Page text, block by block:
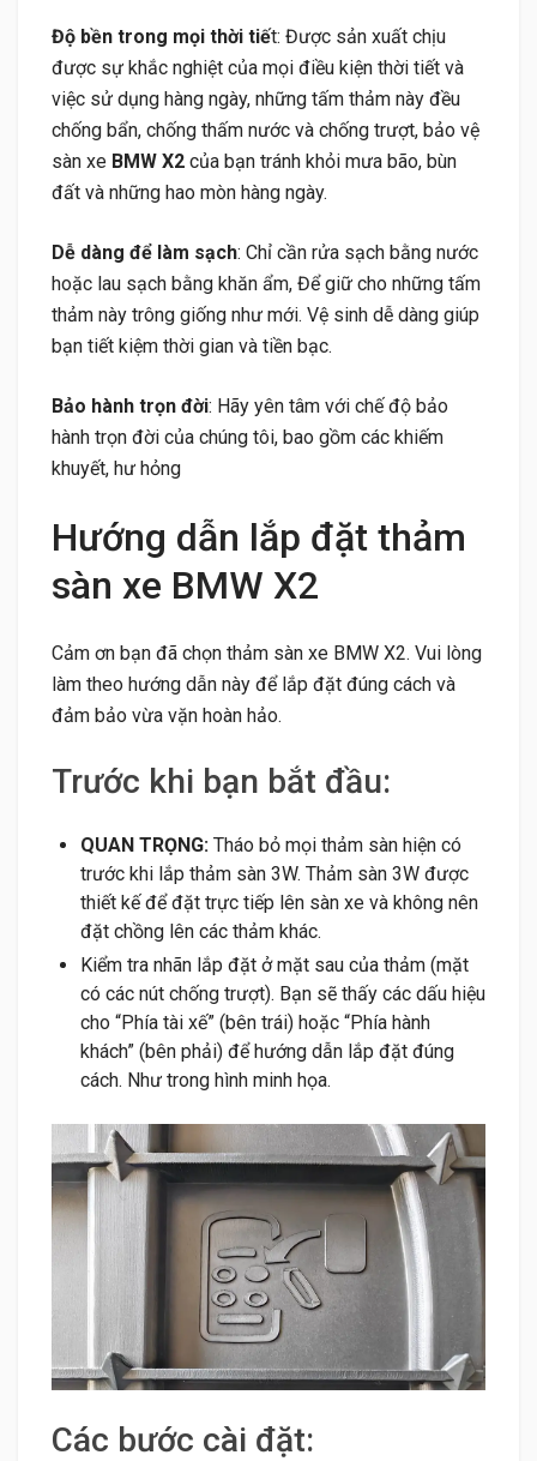
Độ bền trong mọi thời tiết: Được sản xuất chịu
được sự khắc nghiệt của mọi điều kiện thời tiết và
việc sử dụng hàng ngày, những tấm thảm này đều
chống bẩn, chống thấm nước và chống trượt, bảo vệ
sàn xe BMW X2 của bạn tránh khỏi mưa bão, bùn
đất và những hao mòn hàng ngày.
Dễ dàng để làm sạch: Chỉ cần rửa sạch bằng nước
hoặc lau sạch bằng khăn ẩm, Để giữ cho những tấm
thảm này trông giống như mới. Vệ sinh dễ dàng giúp
bạn tiết kiệm thời gian và tiền bạc.
Bảo hành trọn đời: Hãy yên tâm với chế độ bảo
hành trọn đời của chúng tôi, bao gồm các khiếm
khuyết, hư hỏng
Hướng dẫn lắp đặt thảm
sàn xe BMW X2
Cảm ơn bạn đã chọn thảm sàn xe BMW X2. Vui lòng
làm theo hướng dẫn này để lắp đặt đúng cách và
đảm bảo vừa vặn hoàn hảo.
Trước khi bạn bắt đầu:
QUAN TRỌNG: Tháo bỏ mọi thảm sàn hiện có
trước khi lắp thảm sàn 3W. Thảm sàn 3W được
thiết kế để đặt trực tiếp lên sàn xe và không nên
đặt chồng lên các thảm khác.
Kiểm tra nhãn lắp đặt ở mặt sau của thảm (mặt
có các nút chống trượt). Bạn sẽ thấy các dấu hiệu
cho “Phía tài xế” (bên trái) hoặc “Phía hành
khách” (bên phải) để hướng dẫn lắp đặt đúng
cách. Như trong hình minh họa.
Các bước cài đặt: